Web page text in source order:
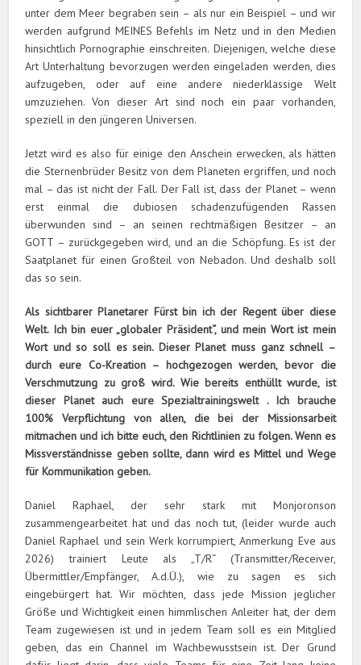
unter dem Meer begraben sein – als nur ein Beispiel – und wir
werden aufgrund MEINES Befehls im Netz und in den Medien
hinsichtlich Pornographie einschreiten. Diejenigen, welche diese
Art Unterhaltung bevorzugen werden eingeladen werden, dies
aufzugeben, oder auf eine andere niederklassige Welt
umzuziehen. Von dieser Art sind noch ein paar vorhanden,
speziell in den jüngeren Universen.
Jetzt wird es also für einige den Anschein erwecken, als hätten
die Sternenbrüder Besitz von dem Planeten ergriffen, und noch
mal – das ist nicht der Fall. Der Fall ist, dass der Planet – wenn
erst einmal die dubiosen schadenzufügenden Rassen
überwunden sind – an seinen rechtmäßigen Besitzer – an
GOTT – zurückgegeben wird, und an die Schöpfung. Es ist der
Saatplanet für einen Großteil von Nebadon. Und deshalb soll
das so sein.
Als sichtbarer Planetarer Fürst bin ich der Regent über diese
Welt. Ich bin euer „globaler Präsident“, und mein Wort ist mein
Wort und so soll es sein. Dieser Planet muss ganz schnell –
durch eure Co-Kreation – hochgezogen werden, bevor die
Verschmutzung zu groß wird. Wie bereits enthüllt wurde, ist
dieser Planet auch eure Spezialtrainingswelt . Ich brauche
100% Verpflichtung von allen, die bei der Missionsarbeit
mitmachen und ich bitte euch, den Richtlinien zu folgen. Wenn es
Missverständnisse geben sollte, dann wird es Mittel und Wege
für Kommunikation geben.
Daniel Raphael, der sehr stark mit Monjoronson
zusammengearbeitet hat und das noch tut, (leider wurde auch
Daniel Raphael und sein Werk korrumpiert, Anmerkung Eve aus
2026) trainiert Leute als „T/R“ (Transmitter/Receiver,
Übermittler/Empfänger, A.d.Ü.), wie zu sagen es sich
eingebürgert hat. Wir möchten, dass jede Mission jeglicher
Größe und Wichtigkeit einen himmlischen Anleiter hat, der dem
Team zugewiesen ist und in jedem Team soll es ein Mitglied
geben, das ein Channel im Wachbewusstsein ist. Der Grund